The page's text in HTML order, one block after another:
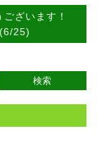
ございます！
(6/25)